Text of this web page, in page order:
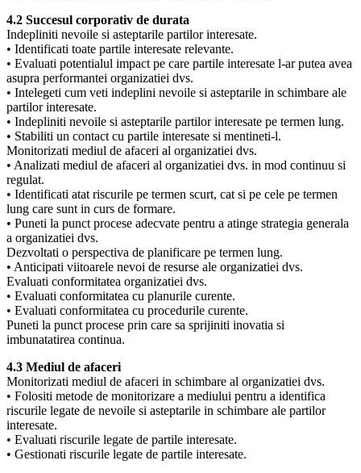
4.2 Succesul corporativ de durata
Indepliniti nevoile si asteptarile partilor interesate.
• Identificati toate partile interesate relevante.
• Evaluati potentialul impact pe care partile interesate l-ar putea avea
asupra performantei organizatiei dvs.
• Intelegeti cum veti indeplini nevoile si asteptarile in schimbare ale
partilor interesate.
• Indepliniti nevoile si asteptarile partilor interesate pe termen lung.
• Stabiliti un contact cu partile interesate si mentineti-l.
Monitorizati mediul de afaceri al organizatiei dvs.
• Analizati mediul de afaceri al organizatiei dvs. in mod continuu si
regulat.
• Identificati atat riscurile pe termen scurt, cat si pe cele pe termen
lung care sunt in curs de formare.
• Puneti la punct procese adecvate pentru a atinge strategia generala
a organizatiei dvs.
Dezvoltati o perspectiva de planificare pe termen lung.
• Anticipati viitoarele nevoi de resurse ale organizatiei dvs.
Evaluati conformitatea organizatiei dvs.
• Evaluati conformitatea cu planurile curente.
• Evaluati conformitatea cu procedurile curente.
Puneti la punct procese prin care sa sprijiniti inovatia si
imbunatatirea continua.
4.3 Mediul de afaceri
Monitorizati mediul de afaceri in schimbare al organizatiei dvs.
• Folositi metode de monitorizare a mediului pentru a identifica
riscurile legate de nevoile si asteptarile in schimbare ale partilor
interesate.
• Evaluati riscurile legate de partile interesate.
• Gestionati riscurile legate de partile interesate.